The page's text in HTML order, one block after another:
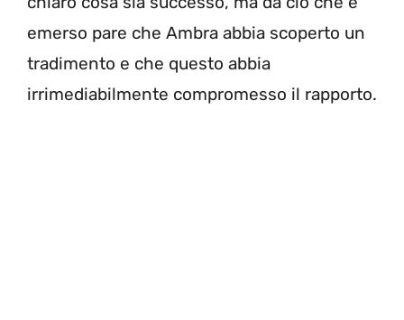
emerso pare che Ambra abbia scoperto un
tradimento e che questo abbia
irrimediabilmente compromesso il rapporto.